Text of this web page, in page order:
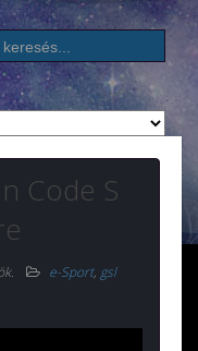
Code S
. e-Sport, gsl